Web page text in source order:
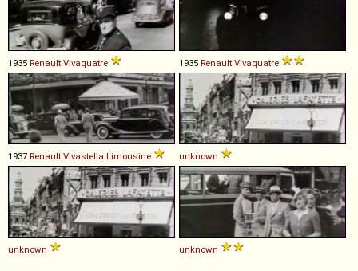
1935 Renault Vivaquatre 1935 Renault Vivaquatre
1937 Renault Vivastella Limousine unknown
unknown unknown